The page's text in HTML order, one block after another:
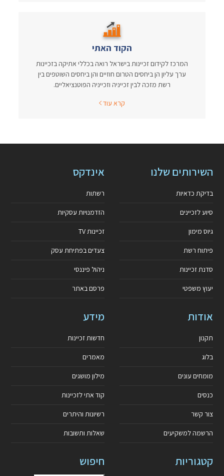
הקוד האתי
המרכז לקידום זכיינות בישראל רואה בכללי אתיקה בזכיינות
ערך עליון הן ביחסים הטרום חוזיים והן ביחסים השוטפים בין
רשת מזכה לבין זכייניה וזכייניה הפוטנציאליים.
קרא עוד
השירותים שלנו
בדיקת כדאיות
סיוע לזכיינים
גיוס מימון
פיתוח רשת
סדנת זכיינות
יעוץ משפטי
אינדקס
רשתות
הזדמנויות עסקיות
זכיינות TV
צעדים בפתיחת עסק
ניהול פיננסי
פרסם באתר
אודות
תקנון
בלוג
מומחים עונים
כנסים
צור קשר
הרשמה למשקיעים
מידע
חדשות זכיינות
מאמרים
מילון מושגים
קוד אתי לזכיינות
רשיונות והיתרים
שאלות ותשובות
קטגוריות חיפוש